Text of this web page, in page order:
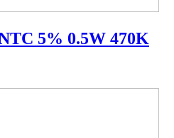
5% 0.5W 470K